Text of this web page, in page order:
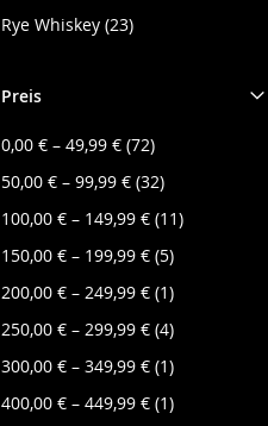
Rye Whiskey 23Artikel
Preis
0,00 € – 49,99 € 72Artikel
50,00 € – 99,99 € 32Artikel
100,00 € – 149,99 € 11Artikel
150,00 € – 199,99 € 5Artikel
200,00 € – 249,99 € 1Artikel
250,00 € – 299,99 € 4Artikel
300,00 € – 349,99 € 1Artikel
400,00 € – 449,99 € 1Artikel